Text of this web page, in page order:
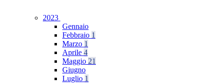
2023
Gennaio
Febbraio 1
Marzo 1
Aprile 4
Maggio 21
Giugno
Luglio 1